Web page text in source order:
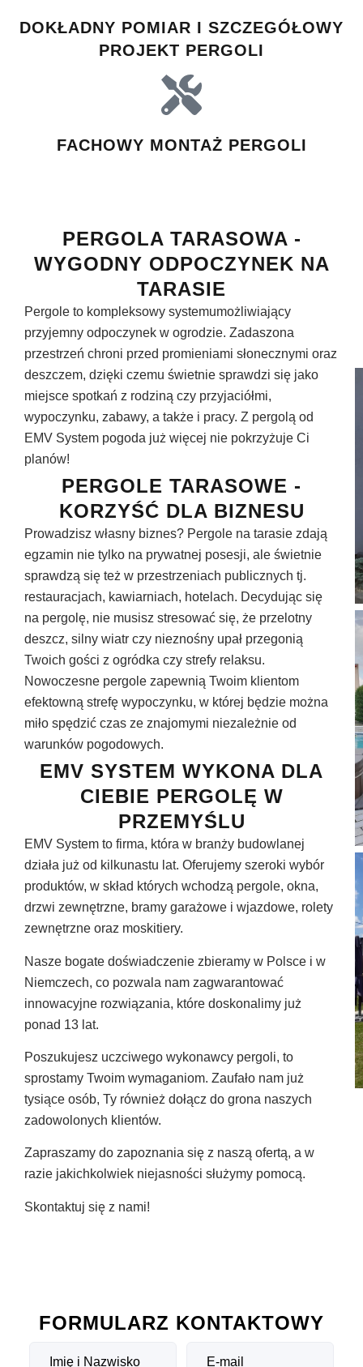
DOKŁADNY POMIAR I SZCZEGÓŁOWY
PROJEKT PERGOLI
FACHOWY MONTAŻ PERGOLI
PERGOLA TARASOWA -
WYGODNY ODPOCZYNEK NA
TARASIE
Pergole to kompleksowy systemumożliwiający
przyjemny odpoczynek w ogrodzie. Zadaszona
przestrzeń chroni przed promieniami słonecznymi oraz
deszczem, dzięki czemu świetnie sprawdzi się jako
miejsce spotkań z rodziną czy przyjaciółmi,
wypoczynku, zabawy, a także i pracy. Z pergolą od
EMV System pogoda już więcej nie pokrzyżuje Ci
planów!
PERGOLE TARASOWE -
KORZYŚĆ DLA BIZNESU
Prowadzisz własny biznes? Pergole na tarasie zdają
egzamin nie tylko na prywatnej posesji, ale świetnie
sprawdzą się też w przestrzeniach publicznych tj.
restauracjach, kawiarniach, hotelach. Decydując się
na pergolę, nie musisz stresować się, że przelotny
deszcz, silny wiatr czy nieznośny upał przegonią
Twoich gości z ogródka czy strefy relaksu.
Nowoczesne pergole zapewnią Twoim klientom
efektowną strefę wypoczynku, w której będzie można
miło spędzić czas ze znajomymi niezależnie od
warunków pogodowych.
EMV SYSTEM WYKONA DLA
CIEBIE PERGOLĘ W
PRZEMYŚLU
EMV System to firma, która w branży budowlanej
działa już od kilkunastu lat. Oferujemy szeroki wybór
produktów, w skład których wchodzą pergole, okna,
drzwi zewnętrzne, bramy garażowe i wjazdowe, rolety
zewnętrzne oraz moskitiery.
Nasze bogate doświadczenie zbieramy w Polsce i w
Niemczech, co pozwala nam zagwarantować
innowacyjne rozwiązania, które doskonalimy już
ponad 13 lat.
Poszukujesz uczciwego wykonawcy pergoli, to
sprostamy Twoim wymaganiom. Zaufało nam już
tysiące osób, Ty również dołącz do grona naszych
zadowolonych klientów.
Zapraszamy do zapoznania się z naszą ofertą, a w
razie jakichkolwiek niejasności służymy pomocą.
Skontaktuj się z nami!
FORMULARZ KONTAKTOWY